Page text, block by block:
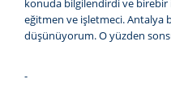
konuda bilgilendirdi ve
eğitmen ve işletmeci. Antalya
düşünüyorum. O yüzden
-